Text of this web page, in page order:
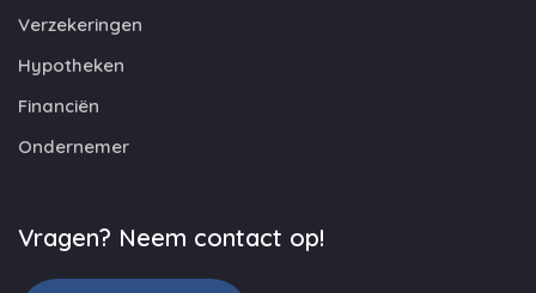
Verzekeringen
Hypotheken
Financiën
Ondernemer
Vragen? Neem contact op!